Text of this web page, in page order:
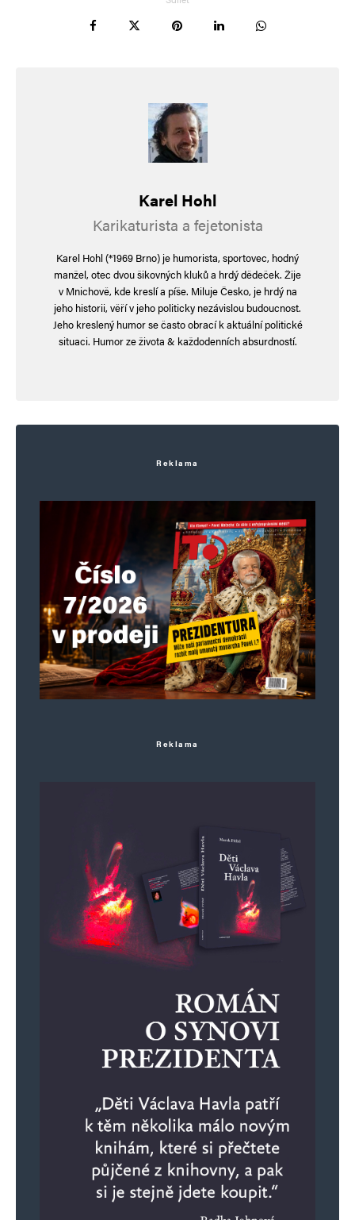
Informujte mě o nových příspěvcích e-mailem.
Karel Hohl
Karikaturista a fejetonista
Karel Hohl (*1969 Brno) je humorista, sportovec, hodný
manžel, otec dvou šikovných kluků a hrdý dědeček. Žije
v Mnichově, kde kreslí a píše. Miluje Česko, je hrdý na
jeho historii, věří v jeho politicky nezávislou budoucnost.
Jeho kreslený humor se často obrací k aktuální politické
situaci. Humor ze života & každodenních absurdností.
Reklama
Reklama